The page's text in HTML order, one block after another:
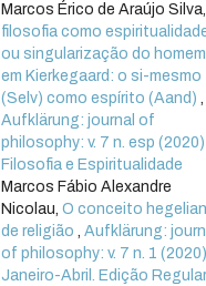
Marcos Érico de Araújo
filosofia como
ou singularização do homem
em Kierkegaard: o si-mesmo
(Selv) como espírito (Aand),
Aufklärung: journal of
philosophy: v. 7 n. esp
Filosofia e Espiritualidade
Marcos Fábio Alexandre
Nicolau,O conceito
de religião,Aufklärung:
of philosophy: v. 7 n. 1
Janeiro-Abril. Edição